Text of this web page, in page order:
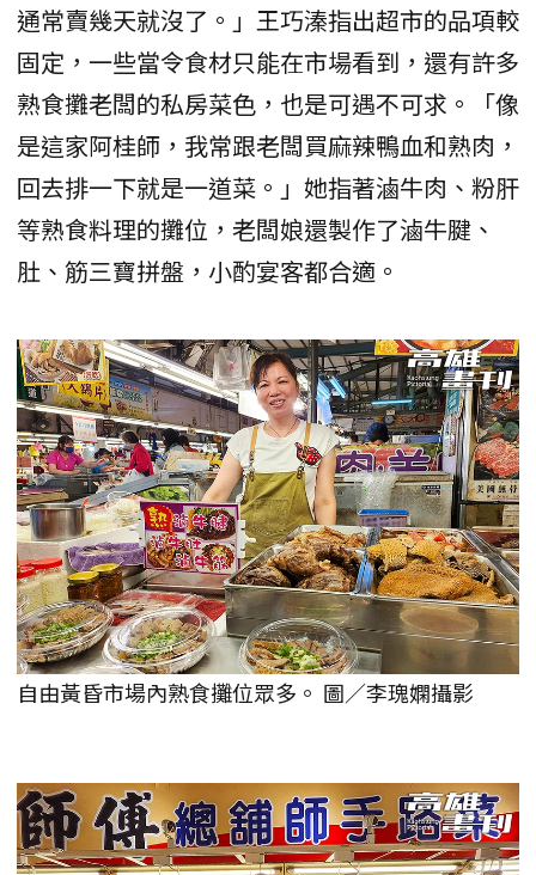
通常賣幾天就沒了。」王巧溱指出超市的品項較
固定，一些當令食材只能在市場看到，還有許多
熟食攤老闆的私房菜色，也是可遇不可求。「像
是這家阿桂師，我常跟老闆買麻辣鴨血和熟肉，
回去排一下就是一道菜。」她指著滷牛肉、粉肝
等熟食料理的攤位，老闆娘還製作了滷牛腱、
肚、筋三寶拼盤，小酌宴客都合適。
自由黃昏市場內熟食攤位眾多。 圖／李瑰嫻攝影